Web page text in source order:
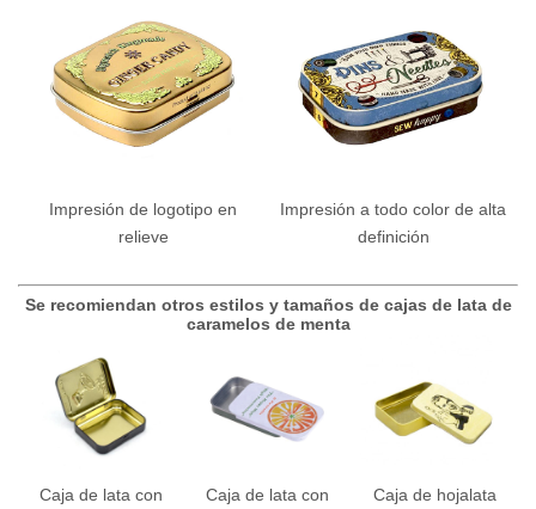
Impresión de logotipo en
relieve
Impresión a todo color de alta
definición
Se recomiendan otros estilos y tamaños de cajas de lata de
caramelos de menta
Caja de lata con
Caja de lata con
Caja de hojalata